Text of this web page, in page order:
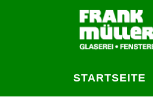
STARTSEITE